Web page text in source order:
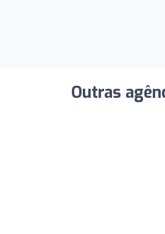
Outras